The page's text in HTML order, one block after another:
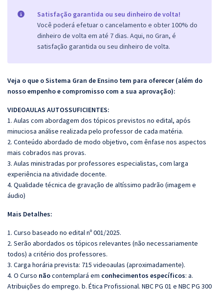
Satisfação garantida ou seu dinheiro de volta!
Você poderá efetuar o cancelamento e obter 100% do
dinheiro de volta em até 7 dias. Aqui, no Gran, é
satisfação garantida ou seu dinheiro de volta.
Veja o que o Sistema Gran de Ensino tem para oferecer (além do
nosso empenho e compromisso com a sua aprovação):
VIDEOAULAS AUTOSSUFICIENTES:
1. Aulas com abordagem dos tópicos previstos no edital, após
minuciosa análise realizada pelo professor de cada matéria.
2. Conteúdo abordado de modo objetivo, com ênfase nos aspectos
mais cobrados nas provas.
3. Aulas ministradas por professores especialistas, com larga
experiência na atividade docente.
4. Qualidade técnica de gravação de altíssimo padrão (imagem e
áudio)
Mais Detalhes:
1. Curso baseado no edital nº 001/2025.
2. Serão abordados os tópicos relevantes (não necessariamente
todos) a critério dos professores.
3. Carga horária prevista: 715 videoaulas (aproximadamente).
4. O Curso nãocontemplará em conhecimentos específicos: a.
Atribuições do emprego. b. Ética Profissional. NBC PG 01 e NBC PG 300